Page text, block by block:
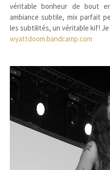
véritable bonheur de bout
ambiance subtile, mix parfait
les subtilités, un véritable kif! Je
wyattdoom.bandcamp.com